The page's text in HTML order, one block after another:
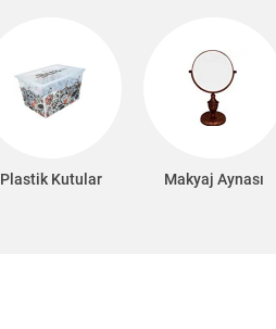
Plastik Kutular Makyaj Aynası